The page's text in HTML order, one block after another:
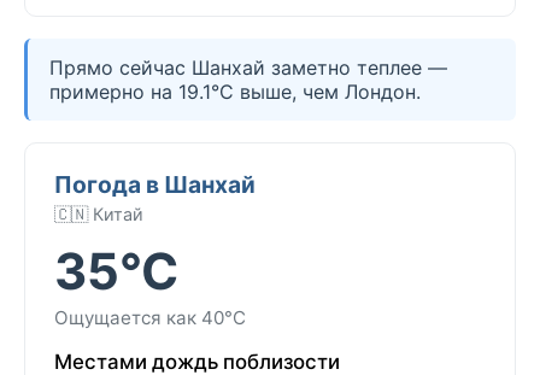
Прямо сейчас Шанхай заметно теплее —
примерно на 19.1°C выше, чем Лондон.
Погода в Шанхай
🇨🇳 Китай
35°C
Ощущается как 40°C
Местами дождь поблизости